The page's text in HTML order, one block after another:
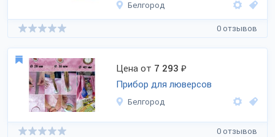
Белгород
0 отзывов
Цена от 7 293 ₽
Прибор для люверсов
Белгород
0 отзывов